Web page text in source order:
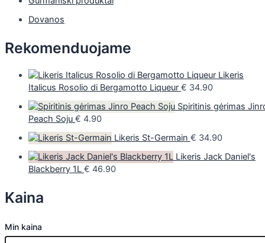
Dovanos
Rekomenduojame
Likeris
Italicus Rosolio di Bergamotto Liqueur € 34.90
Spiritinis gėrimas
Peach Soju € 4.90
Likeris St-Germain € 34.90
Likeris Jack Daniel's
Blackberry 1L € 46.90
Kaina
Min kaina